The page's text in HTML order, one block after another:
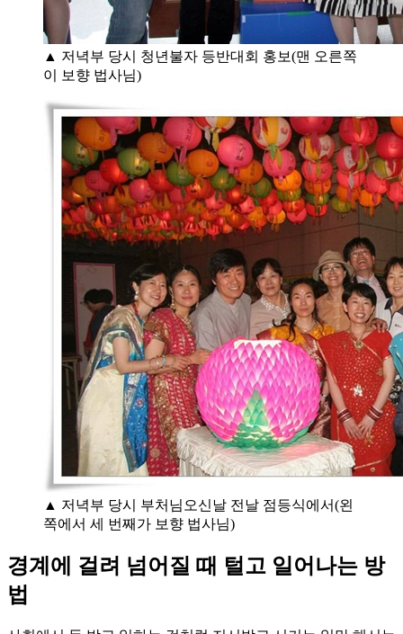
▲ 저녁부 당시 청년불자 등반대회 홍보(맨 오른쪽
이 보향 법사님)
▲ 저녁부 당시 부처님오신날 전날 점등식에서(왼
쪽에서 세 번째가 보향 법사님)
경계에 걸려 넘어질 때 털고 일어나는 방
법